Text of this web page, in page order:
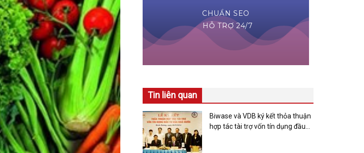
Tin liên quan
Biwase và VDB ký kết thỏa thuận
hợp tác tài trợ vốn tín dụng đầu